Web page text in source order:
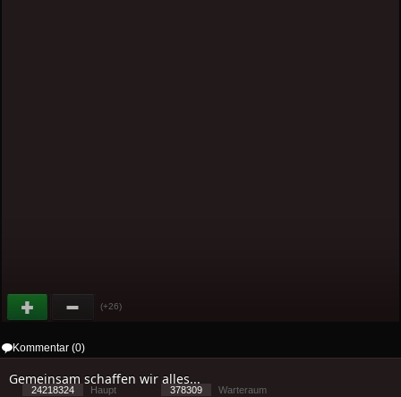
(+26)
Kommentar (0)
Gemeinsam schaffen wir alles...
24218324 Haupt 378309
Warteraum